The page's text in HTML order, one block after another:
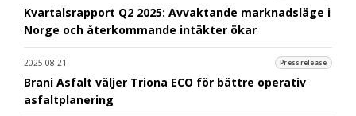
Kvartalsrapport Q2 2025: Avvaktande marknadsläge i
Norge och återkommande intäkter ökar
2025-08-21 Pressrelease
Brani Asfalt väljer Triona ECO för bättre operativ
asfaltplanering